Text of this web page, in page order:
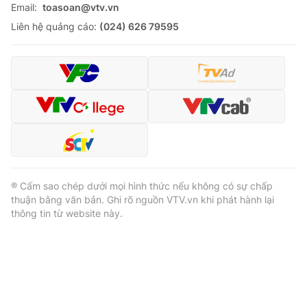
Email: toasoan@vtv.vn
Liên hệ quảng cáo: (024) 626 79595
® Cấm sao chép dưới mọi hình thức nếu không có sự chấp
thuận bằng văn bản. Ghi rõ nguồn VTV.vn khi phát hành lại
thông tin từ website này.